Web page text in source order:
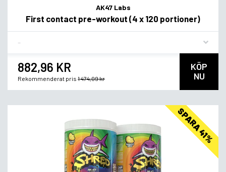
AK47 Labs
First contact pre-workout (4 x 120 portioner)
882,96 KR
Rekommenderat pris 1 474,09 kr
KÖP
NU
SPARA 41%